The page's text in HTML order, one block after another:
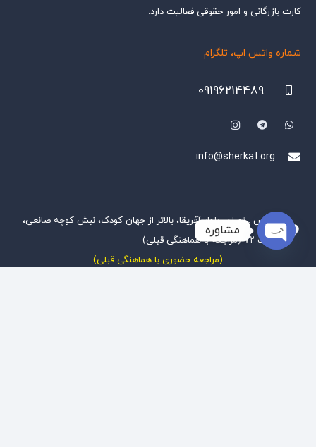
کارت بازرگانی و امور حقوقی فعالیت دارد.
شماره واتس اپ، تلگرام
09196214489
info@sherkat.org
آدرس : تهران، بلوار آفریقا، بالاتر از جهان کودک، نبش کوچه صانعی،
پلاک ۷۲ (مراجعه با هماهنگی قبلی)
(مراجعه حضوری با هماهنگی قبلی)
مشاوره